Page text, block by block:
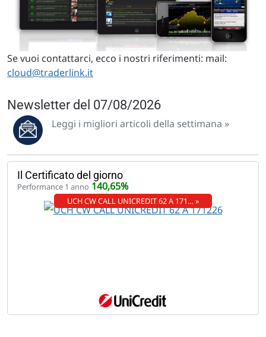
Se vuoi contattarci, ecco i nostri riferimenti: mail:
cloud@traderlink.it
Newsletter del 07/08/2026
Leggi i migliori articoli della settimana »
Il Certificato del giorno
Performance 1 anno 140,65%
UCH CW CALL UNICREDIT 62 A 171… »